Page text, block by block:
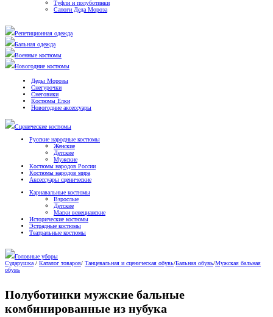
Туфли и полуботинки
Сапоги Деда Мороза
Репетиционная одежда
Бальная одежда
Военные костюмы
Новогодние костюмы
Деды Морозы
Снегурочки
Снеговики
Костюмы Елки
Новогодние аксессуары
Сценические костюмы
Русские народные костюмы
Женские
Детские
Мужские
Костюмы народов России
Костюмы народов мира
Аксессуары сценические
Карнавальные костюмы
Взрослые
Детские
Маски венецианские
Исторические костюмы
Эстрадные костюмы
Театральные костюмы
Головные уборы
Сударушка / Каталог товаров/ Танцевальная и сценическая обувь/Бальная обувь/Мужская бальная
обувь
Полуботинки мужские бальные
комбинированные из нубука